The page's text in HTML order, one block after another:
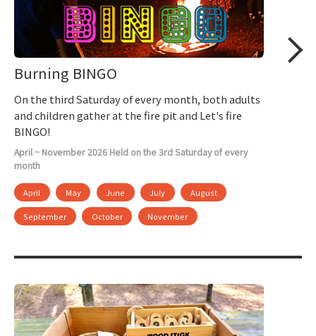
Burning BINGO
On the third Saturday of every month, both adults
and children gather at the fire pit and Let's fire
BINGO!
April ~ November 2026 Held on the 3rd Saturday of every
month
April May June July August
September October November